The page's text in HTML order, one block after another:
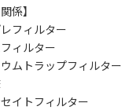
係】
プレフィルター ■
水フィルター ■原
ムトラップフィルタ
動床 ■原子力
セイトフィルター